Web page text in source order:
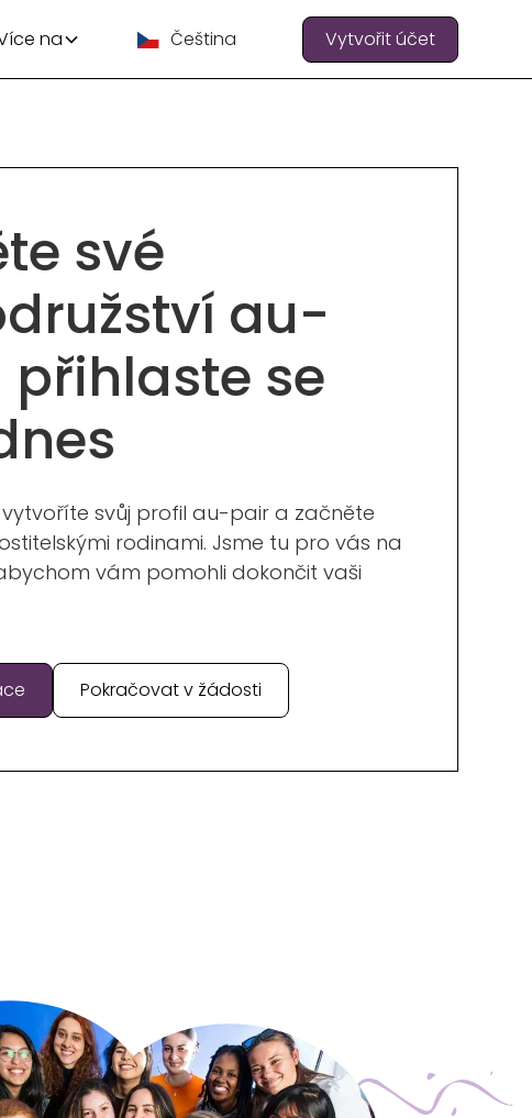
na Čeština Vytvořit účet
své
au-
se
svůj profil au-pair a začněte
rodinami. Jsme tu pro vás na
vám pomohli dokončit vaši
Pokračovat v žádosti